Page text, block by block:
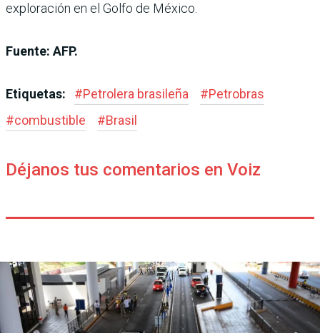
exploración en el Golfo de México.
Fuente: AFP.
Etiquetas: #Petrolera brasileña #Petrobras
#combustible #Brasil
Déjanos tus comentarios en Voiz